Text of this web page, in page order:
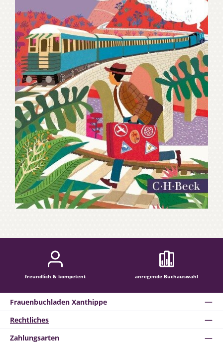
freundlich & kompetent anregende Buchauswahl
Rechtliches
Zahlungsarten
Frauenbuchladen Xanthippe